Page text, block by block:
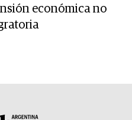
económica no